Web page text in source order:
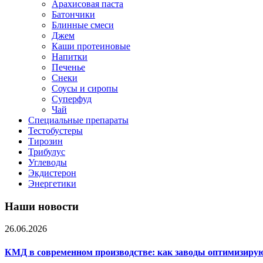
Арахисовая паста
Батончики
Блинные смеси
Джем
Каши протеиновые
Напитки
Печенье
Снеки
Соусы и сиропы
Суперфуд
Чай
Специальные препараты
Тестобустеры
Тирозин
Трибулус
Углеводы
Экдистерон
Энергетики
Наши новости
26.06.2026
КМД в современном производстве: как заводы